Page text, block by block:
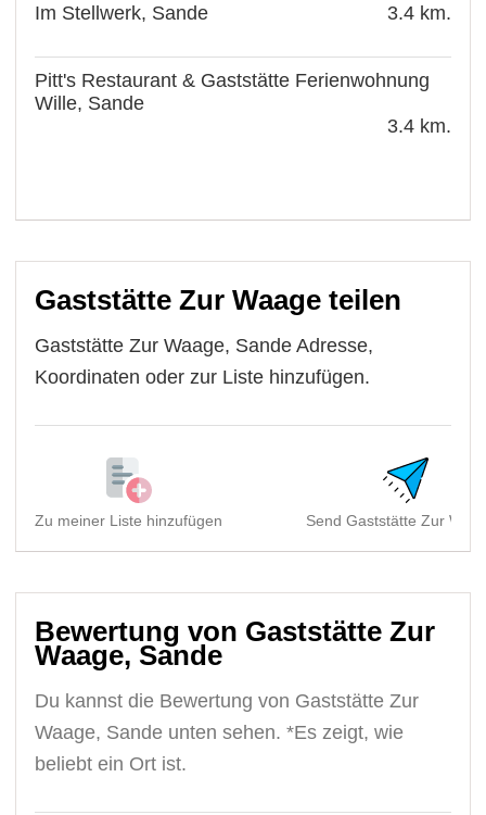
Im Stellwerk, Sande 3.4 km.
Pitt's Restaurant & Gaststätte Ferienwohnung
Wille, Sande
3.4 km.
Gaststätte Zur Waage teilen
Gaststätte Zur Waage, Sande Adresse,
Koordinaten oder zur Liste hinzufügen.
Zu meiner Liste hinzufügen Send Gaststätte Zur
Bewertung von Gaststätte Zur
Waage, Sande
Du kannst die Bewertung von Gaststätte Zur
Waage, Sande unten sehen. *Es zeigt, wie
beliebt ein Ort ist.